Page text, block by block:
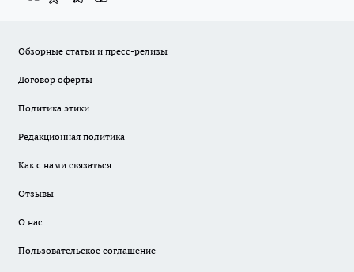
Обзорные статьи и пресс-релизы
Договор оферты
Политика этики
Редакционная политика
Как с нами связаться
Отзывы
О нас
Пользовательское соглашение